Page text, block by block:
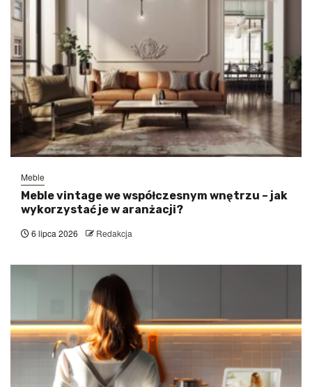
Meble
Meble vintage we współczesnym wnętrzu – jak
wykorzystać je w aranżacji?
6 lipca 2026 Redakcja